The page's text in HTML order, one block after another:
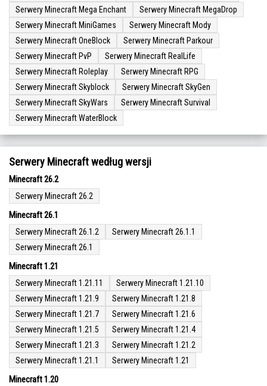
Serwery Minecraft Mega Enchant
Serwery Minecraft MegaDrop
Serwery Minecraft MiniGames
Serwery Minecraft Mody
Serwery Minecraft OneBlock
Serwery Minecraft Parkour
Serwery Minecraft PvP
Serwery Minecraft RealLife
Serwery Minecraft Roleplay
Serwery Minecraft RPG
Serwery Minecraft Skyblock
Serwery Minecraft SkyGen
Serwery Minecraft SkyWars
Serwery Minecraft Survival
Serwery Minecraft WaterBlock
Serwery Minecraft według wersji
Minecraft 26.2
Serwery Minecraft 26.2
Minecraft 26.1
Serwery Minecraft 26.1.2
Serwery Minecraft 26.1.1
Serwery Minecraft 26.1
Minecraft 1.21
Serwery Minecraft 1.21.11
Serwery Minecraft 1.21.10
Serwery Minecraft 1.21.9
Serwery Minecraft 1.21.8
Serwery Minecraft 1.21.7
Serwery Minecraft 1.21.6
Serwery Minecraft 1.21.5
Serwery Minecraft 1.21.4
Serwery Minecraft 1.21.3
Serwery Minecraft 1.21.2
Serwery Minecraft 1.21.1
Serwery Minecraft 1.21
Minecraft 1.20